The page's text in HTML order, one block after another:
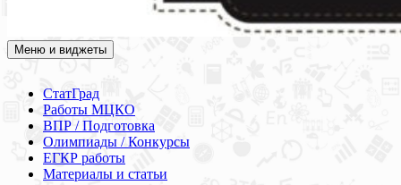
Академия СОВА
Подготовка к ЕГЭ, ОГЭ, ВПР, МЦКО, СтатГрад, КДР, ВОШ,
Меню и виджеты
СтатГрад
Работы МЦКО
ВПР / Подготовка
Олимпиады / Конкурсы
ЕГКР работы
Материалы и статьи